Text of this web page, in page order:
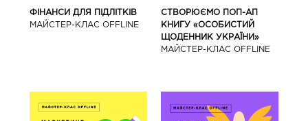
ФІНАНСИ ДЛЯ ПІДЛІТКІВ
МАЙCТЕР-КЛАС OFFLINE
СТВОРЮЄМО ПОП-АП
КНИГУ «ОСОБИСТИЙ
ЩОДЕННИК УКРАЇНИ»
МАЙCТЕР-КЛАС OFFLINE